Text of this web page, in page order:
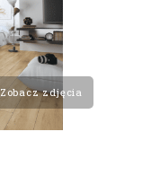
Zobacz zdjęcia